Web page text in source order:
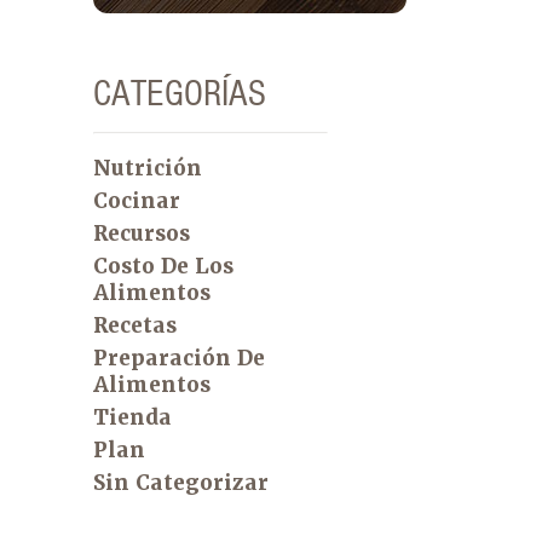
CATEGORÍAS
Nutrición
Cocinar
Recursos
Costo De Los
Alimentos
Recetas
Preparación De
Alimentos
Tienda
Plan
Sin Categorizar